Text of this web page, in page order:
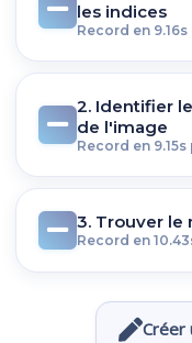
les indices
Record en
2. Identifier
de l'image
Record en
3. Trouver le
Record en
Créer